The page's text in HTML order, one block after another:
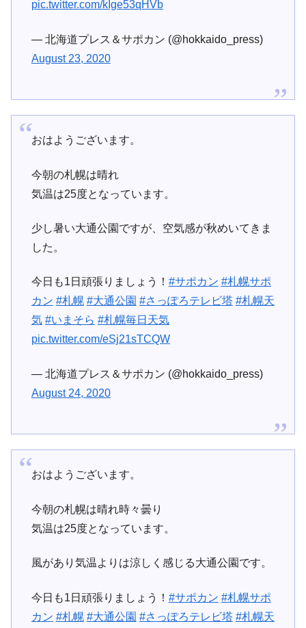
pic.twitter.com/kIge53qHVb
— 北海道プレス＆サポカン (@hokkaido_press)
August 23, 2020
おはようございます。
今朝の札幌は晴れ
気温は25度となっています。
少し暑い大通公園ですが、空気感が秋めいてきま
した。
今日も1日頑張りましょう！ #サポカン #札幌サポ
カン #札幌 #大通公園 #さっぽろテレビ塔 #札幌天
気 #いまそら #札幌毎日天気
pic.twitter.com/eSj21sTCQW
— 北海道プレス＆サポカン (@hokkaido_press)
August 24, 2020
おはようございます。
今朝の札幌は晴れ時々曇り
気温は25度となっています。
風があり気温よりは涼しく感じる大通公園です。
今日も1日頑張りましょう！ #サポカン #札幌サポ
カン #札幌 #大通公園 #さっぽろテレビ塔 #札幌天